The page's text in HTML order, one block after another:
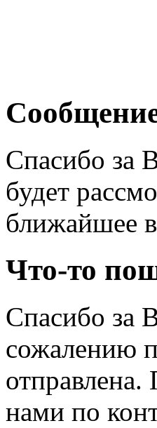
Спасибо за
будет
ближайшее
Что-то
Спасибо за
сожалению
нами по